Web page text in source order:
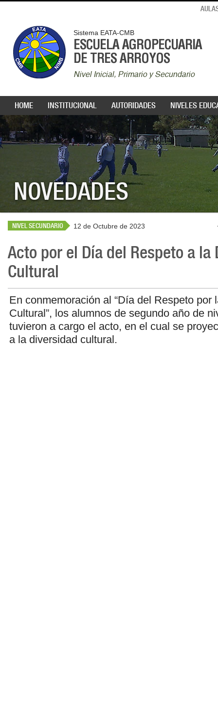
Sistema EATA-CMB
ESCUELA AGROPECUARIA
DE TRES ARROYOS
Nivel Inicial, Primario y Secundario
HOME INSTITUCIONAL AUTORIDADES NIVELES
NOVEDADES
NIVEL SECUNDARIO 12 de Octubre de 2023
Acto por el Día del Respeto a la
Cultural
En conmemoración al “Día del Respeto por
Cultural”, los alumnos de segundo año de
tuvieron a cargo el acto, en el cual se
a la diversidad cultural.